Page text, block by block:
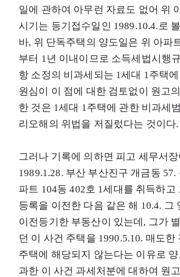
일에 관하여 아무런 자료도 없어 위
시기는 등기접수일인 1989.10.4.로
바, 위 단독주택의 양도일은 위 아파
부터 1년 이내이므로 소득세법시행
항 소정의 비과세되는 1세대 1주택
원심이 이 점에 대한 검토없이 원고
한 것은 1세대 1주택에 관한 비과세
리오해의 위법을 저질렀다는 것이다.
그러나 기록에 의하면 피고 세무서
1989.1.28. 부산 부산진구 개금동
파트 104동 402호 1세대를 취득하고
등록을 이전한 다음 같은 해 10.4. 그
이전등기한 부동산이 있는데, 그가
던 이 사건 주택을 1990.5.10. 매도한
주택에 해당되지 않는다는 이유로
과한 이 사건 과세처분에 대하여 원